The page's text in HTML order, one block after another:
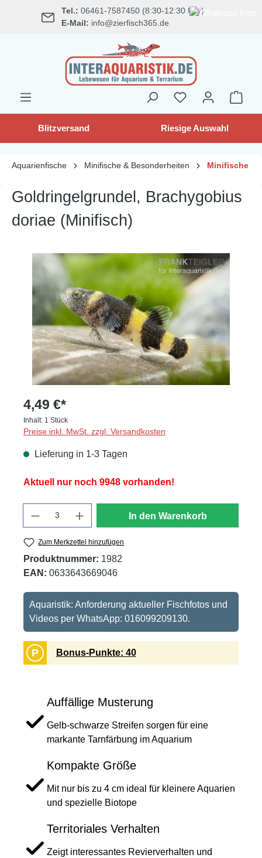
springen Tel.: 06461-7587450 (8:30-12:30 Uhr)
E-Mail: info@zierfisch365.de
Blitzversand Riesige Auswahl
Aquarienfische Minifische & Besonderheiten Minifische
Goldringelgrundel, Brachygobius
doriae (Minifisch)
Bildergalerie überspringen
4,49 €*
Inhalt: 1 Stück
Preise inkl. MwSt. zzgl. Versandkosten
Lieferung in 1-3 Tagen
Aktuell nur noch 9948 vorhanden!
In den Warenkorb
Zum Merkzettel hinzufügen
Produktnummer: 1982
EAN: 0633643669046
Aquaristik: Anforderung aktueller Fischfotos und
Videos per WhatsApp: 016099209130.
P Bonus-Punkte: 40
Auffällige Musterung
Gelb-schwarze Streifen sorgen für eine
markante Tarnfärbung im Aquarium
Kompakte Größe
Mit nur bis zu 4 cm ideal für kleinere Aquarien
und spezielle Biotope
Territoriales Verhalten
Zeigt interessantes Revierverhalten und